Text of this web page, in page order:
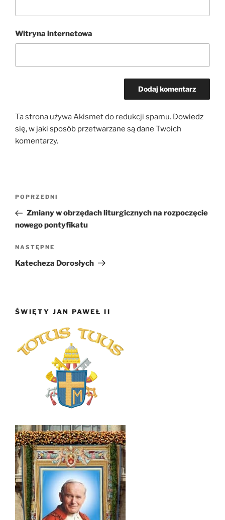
Witryna internetowa
Ta strona używa Akismet do redukcji spamu. Dowiedz
się, w jaki sposób przetwarzane są dane Twoich
komentarzy.
Nawigacja
Poprzedni
wpis
POPRZEDNI
Zmiany w obrzędach liturgicznych na rozpoczęcie
nowego pontyfikatu
Następny
wpis
NASTĘPNE
Katecheza Dorosłych
ŚWIĘTY JAN PAWEŁ II